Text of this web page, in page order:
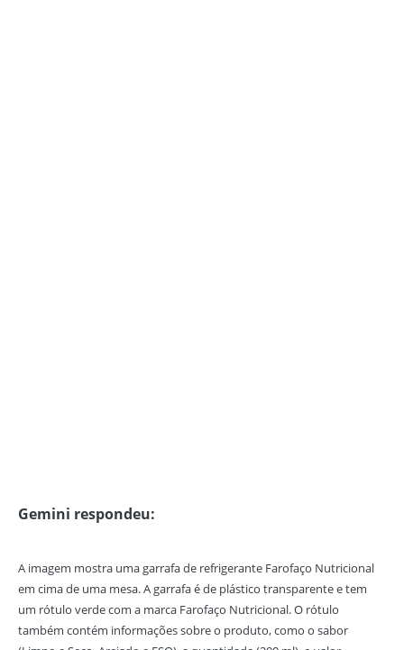
Gemini respondeu:
A imagem mostra uma garrafa de refrigerante Farofaço Nutricional
em cima de uma mesa. A garrafa é de plástico transparente e tem
um rótulo verde com a marca Farofaço Nutricional. O rótulo
também contém informações sobre o produto, como o sabor